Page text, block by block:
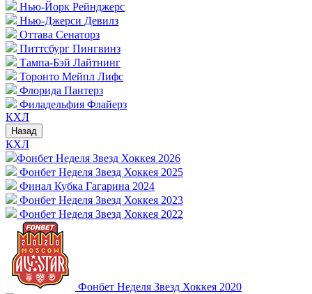
Нью-Йорк Рейнджерс
Нью-Джерси Девилз
Оттава Сенаторз
Питтсбург Пингвинз
Тампа-Бэй Лайтнинг
Торонто Мейпл Лифс
Флорида Пантерз
Филадельфия Флайерз
КХЛ
Назад
КХЛ
Фонбет Неделя Звезд Хоккея 2026
Фонбет Неделя Звезд Хоккея 2025
Финал Кубка Гагарина 2024
Фонбет Неделя Звезд Хоккея 2023
Фонбет Неделя Звезд Хоккея 2022
Фонбет Неделя Звезд Хоккея 2020